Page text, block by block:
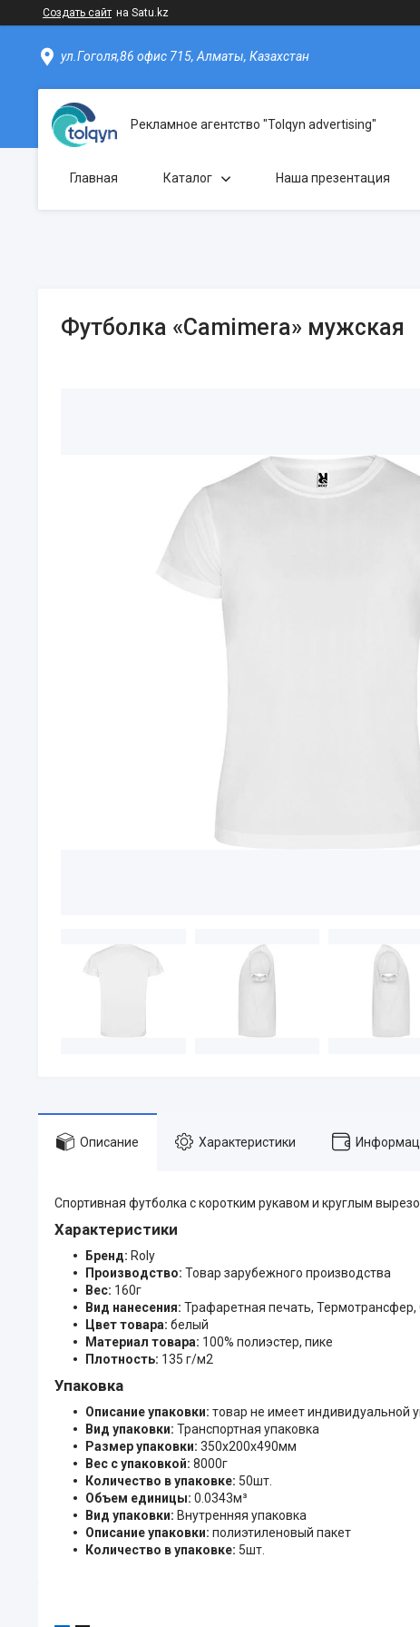
Создать сайт на Satu.kz
ул.Гоголя,86 офис 715, Алматы, Казахстан
Рекламное агентство "Tolqyn advertising"
Главная Каталог Наша презентация
Футболка «Camimera» мужская
Описание Характеристики
Спортивная футболка с коротким рукавом и круглым
Характеристики
Бренд: Roly
Производство: Товар зарубежного производства
Вес: 160г
Вид нанесения: Трафаретная печать,
Цвет товара: белый
Материал товара: 100% полиэстер, пике
Плотность: 135 г/м2
Упаковка
Описание упаковки: товар не имеет индивидуальной
Вид упаковки: Транспортная упаковка
Размер упаковки: 350x200x490мм
Вес с упаковкой: 8000г
Количество в упаковке: 50шт.
Объем единицы: 0.0343м³
Вид упаковки: Внутренняя упаковка
Описание упаковки: полиэтиленовый пакет
Количество в упаковке: 5шт.